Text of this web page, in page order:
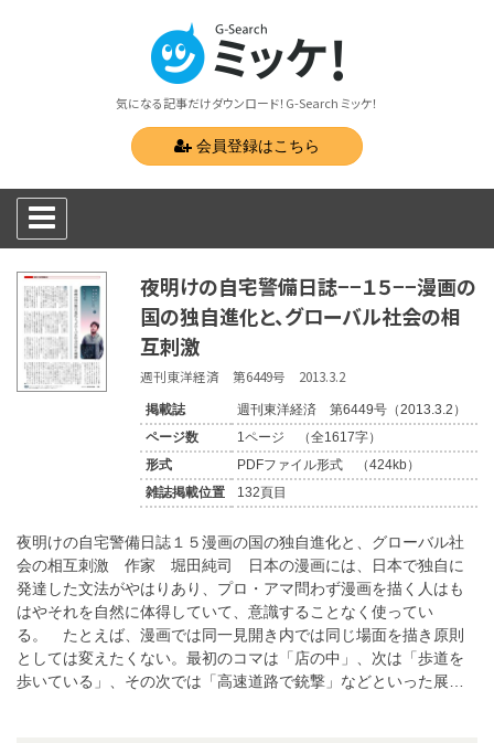
気になる記事だけダウンロード！G-Search ミッケ！
会員登録はこちら
夜明けの自宅警備日誌−−１５−−漫画の
国の独自進化と、グローバル社会の相
互刺激
週刊東洋経済 第6449号 2013.3.2
掲載誌
週刊東洋経済 第6449号（2013.3.2）
ページ数
1ページ （全1617字）
形式
PDFファイル形式 （424kb）
雑誌掲載位置
132頁目
夜明けの自宅警備日誌１５漫画の国の独自進化と、グローバル社
会の相互刺激 作家 堀田純司 日本の漫画には、日本で独自に
発達した文法がやはりあり、プロ・アマ問わず漫画を描く人はも
はやそれを自然に体得していて、意識することなく使ってい
る。 たとえば、漫画では同一見開き内では同じ場面を描き原則
としては変えたくない。最初のコマは「店の中」、次は「歩道を
歩いている」、その次では「高速道路で銃撃」などといった展…